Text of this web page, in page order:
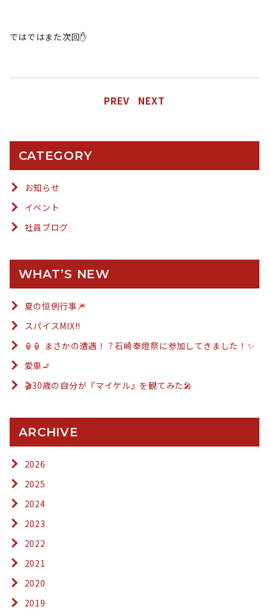
ではではまた次回✋
PREV NEXT
CATEGORY
お知らせ
イベント
社員ブログ
WHAT’S NEW
夏の恒例行事🎆
スパイスMIX!!
🏮🏮 まさかの遭遇！？石崎奉燈祭に参加してきました！✨
愛車🚬
🎬30歳の自分が『マイケル』を観てみた🎤
ARCHIVE
2026
2025
2024
2023
2022
2021
2020
2019